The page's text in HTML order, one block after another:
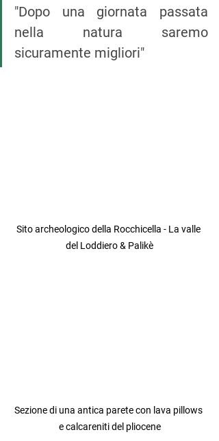
"Dopo una giornata passata
nella natura saremo
sicuramente migliori"
Sito archeologico della Rocchicella - La valle
del Loddiero & Palikè
Sezione di una antica parete con lava pillows
e calcareniti del pliocene